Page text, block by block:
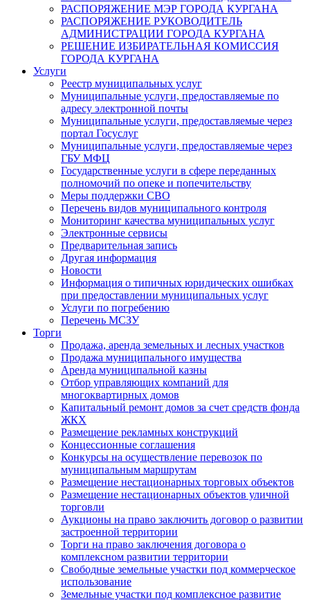
РАСПОРЯЖЕНИЕ МЭР ГОРОДА КУРГАНА
РАСПОРЯЖЕНИЕ РУКОВОДИТЕЛЬ
АДМИНИСТРАЦИИ ГОРОДА КУРГАНА
РЕШЕНИЕ ИЗБИРАТЕЛЬНАЯ КОМИССИЯ
ГОРОДА КУРГАНА
Услуги
Реестр муниципальных услуг
Муниципальные услуги, предоставляемые по
адресу электронной почты
Муниципальные услуги, предоставляемые через
портал Госуслуг
Муниципальные услуги, предоставляемые через
ГБУ МФЦ
Государственные услуги в сфере переданных
полномочий по опеке и попечительству
Меры поддержки СВО
Перечень видов муниципального контроля
Мониторинг качества муниципальных услуг
Электронные сервисы
Предварительная запись
Другая информация
Новости
Информация о типичных юридических ошибках
при предоставлении муниципальных услуг
Услуги по погребению
Перечень МСЗУ
Торги
Продажа, аренда земельных и лесных участков
Продажа муниципального имущества
Аренда муниципальной казны
Отбор управляющих компаний для
многоквартирных домов
Капитальный ремонт домов за счет средств фонда
ЖКХ
Размещение рекламных конструкций
Концессионные соглашения
Конкурсы на осуществление перевозок по
муниципальным маршрутам
Размещение нестационарных торговых объектов
Размещение нестационарных объектов уличной
торговли
Аукционы на право заключить договор о развитии
застроенной территории
Торги на право заключения договора о
комплексном развитии территории
Свободные земельные участки под коммерческое
использование
Земельные участки под комплексное развитие